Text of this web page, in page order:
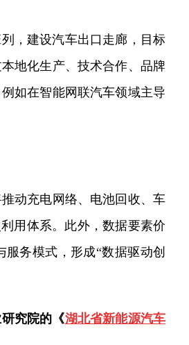
，建设汽车出口走廊，目标
地化生产、技术合作、品牌
如在智能网联汽车领域主导
动充电网络、电池回收、车
用体系。此外，数据要素价
务模式，形成“数据驱动创
究院的《湖北省新能源汽车